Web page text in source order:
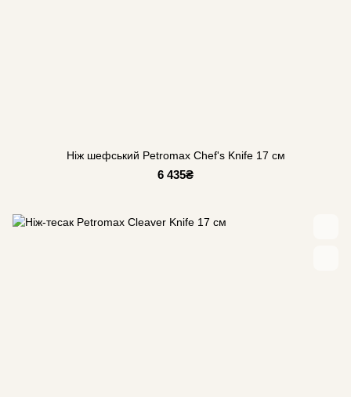
Ніж шефський Petromax Chef's Knife 17 см
6 435₴